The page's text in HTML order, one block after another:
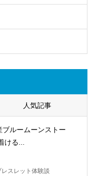
人気記事
ブルームーンストー
ける...
スレット体験談